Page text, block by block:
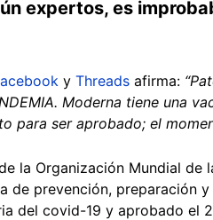
expertos, es
y Threads afirma:
Moderna tiene una
para ser aprobado; el
la Organización Mundial de
de prevención, preparación
del covid-19 y aprobado el